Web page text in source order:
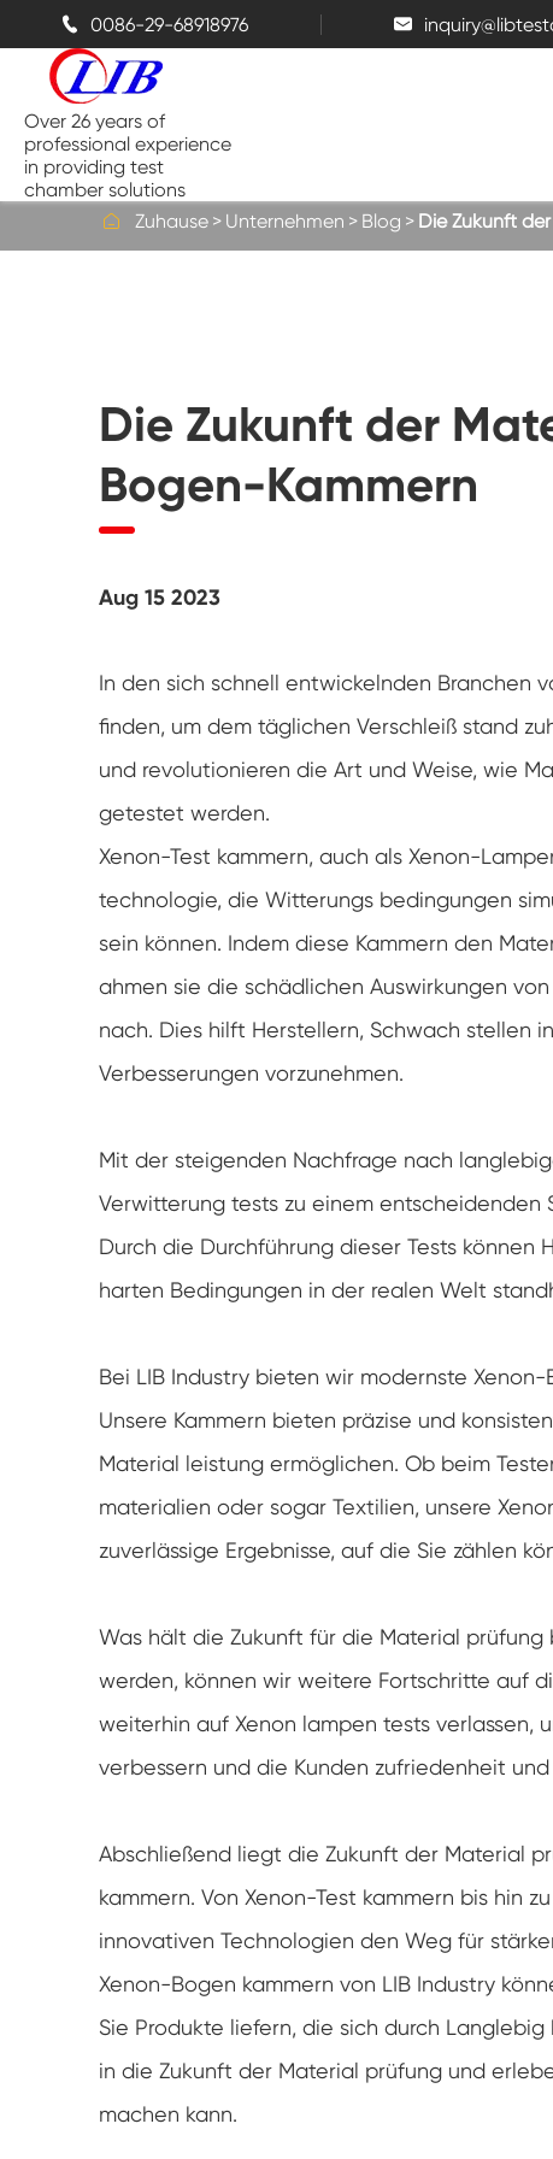
 0086-29-68918976 
Over 26 years of
professional experience
in providing test
chamber solutions
Thermische Kammern
Salz sprüh kammern
Staub prüf kammer
Regen Test kammer
Begehbare Kammer
Spezielle Test kammer
IP-Test geräte
 Zuhause Unternehmen Blog Die Zukunft
Die Zukunft der
Bogen-Kammern
Aug 15 2023
In den sich schnell entwickelnden Branchen
finden, um dem täglichen Verschleiß stand
und revolutionieren die Art und Weise, wie
getestet werden.
Xenon-Test kammern, auch als Xenon-
technologie, die Witterungs bedingungen
sein können. Indem diese Kammern den
ahmen sie die schädlichen Auswirkungen
nach. Dies hilft Herstellern, Schwach stellen
Verbesserungen vorzunehmen.
Mit der steigenden Nachfrage nach
Verwitterung tests zu einem entscheidenden
Durch die Durchführung dieser Tests können
harten Bedingungen in der realen Welt
Bei LIB Industry bieten wir modernste
Unsere Kammern bieten präzise und
Material leistung ermöglichen. Ob beim
materialien oder sogar Textilien, unsere
zuverlässige Ergebnisse, auf die Sie zählen
Was hält die Zukunft für die Material
werden, können wir weitere Fortschritte auf
weiterhin auf Xenon lampen tests verlassen,
verbessern und die Kunden zufriedenheit
Abschließend liegt die Zukunft der Material
kammern. Von Xenon-Test kammern bis hin
innovativen Technologien den Weg für
Xenon-Bogen kammern von LIB Industry
Sie Produkte liefern, die sich durch
in die Zukunft der Material prüfung und
machen kann.